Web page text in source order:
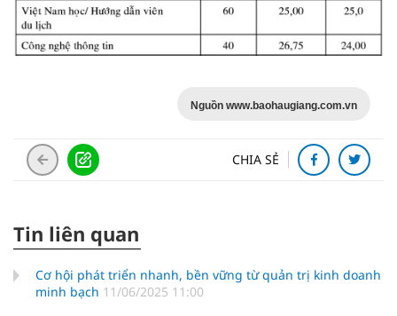
Nguồn www.baohaugiang.com.vn
CHIA SẺ
Tin liên quan
Cơ hội phát triển nhanh, bền vững từ quản trị kinh doanh
minh bạch 11/06/2025 11:00